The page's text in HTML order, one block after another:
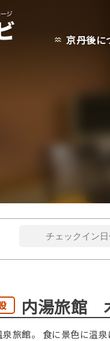
京丹後に
内湯旅館
旅館。 食に景色に温